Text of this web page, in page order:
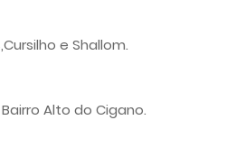
e Shallom.
Alto do Cigano.